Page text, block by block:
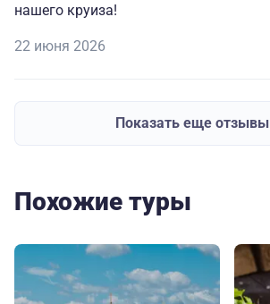
нашего круиза!
22 июня 2026
Показать еще отзывы
Похожие туры